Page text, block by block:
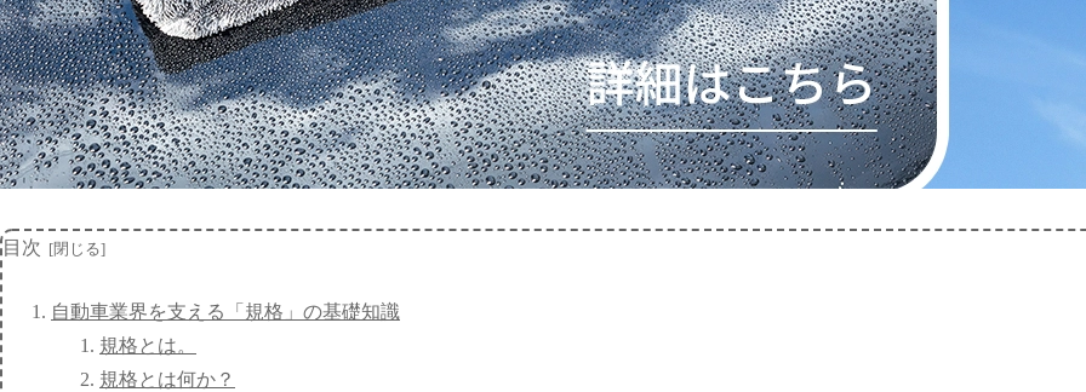
目次
自動車業界を支える「規格」の基礎知識
規格とは。
規格とは何か？